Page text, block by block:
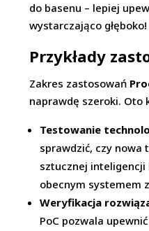
do basenu – lepiej
wystarczająco głęboko!
Przykłady
Zakres zastosowań
naprawdę szeroki. Oto
Testowanie
sprawdzić, czy nowa
sztucznej inteligencji
obecnym systemem
Weryfikacja
PoC pozwala